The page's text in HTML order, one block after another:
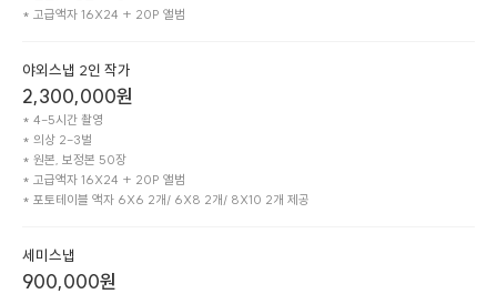
* 고급액자 16X24 + 20P 앨범
야외스냅 2인 작가
2,300,000원
* 4-5시간 촬영
* 의상 2-3벌
* 원본, 보정본 50장
* 고급액자 16X24 + 20P 앨범
* 포토테이블 액자 6X6 2개/ 6X8 2개/ 8X10 2개 제공
세미스냅
900,000원